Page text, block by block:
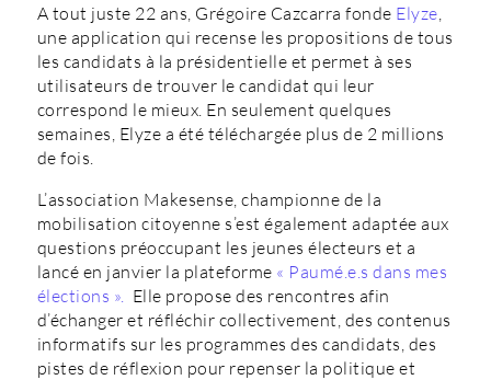
A tout juste 22 ans, Grégoire Cazcarra fonde Elyze,
une application qui recense les propositions de tous
les candidats à la présidentielle et permet à ses
utilisateurs de trouver le candidat qui leur
correspond le mieux. En seulement quelques
semaines, Elyze a été téléchargée plus de 2 millions
de fois.
L’association Makesense, championne de la
mobilisation citoyenne s’est également adaptée aux
questions préoccupant les jeunes électeurs et a
lancé en janvier la plateforme « Paumé.e.s dans mes
élections ». Elle propose des rencontres afin
d’échanger et réfléchir collectivement, des contenus
informatifs sur les programmes des candidats, des
pistes de réflexion pour repenser la politique et